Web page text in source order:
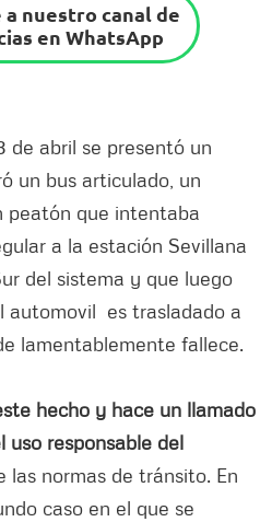
a nuestro canal de
en WhatsApp
de abril se presentó un
un bus articulado, un
peatón que intentaba
a la estación Sevillana
del sistema y que luego
automovil es trasladado a
lamentablemente fallece.
hecho y hace un llamado
uso responsable del
las normas de tránsito. En
caso en el que se